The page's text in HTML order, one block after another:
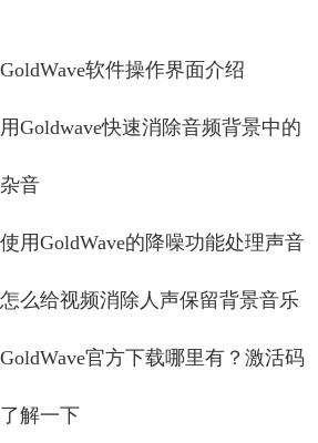
GoldWave软件操作界面介绍
用Goldwave快速消除音频背景中的
杂音
使用GoldWave的降噪功能处理声音
怎么给视频消除人声保留背景音乐
GoldWave官方下载哪里有？激活码
了解一下